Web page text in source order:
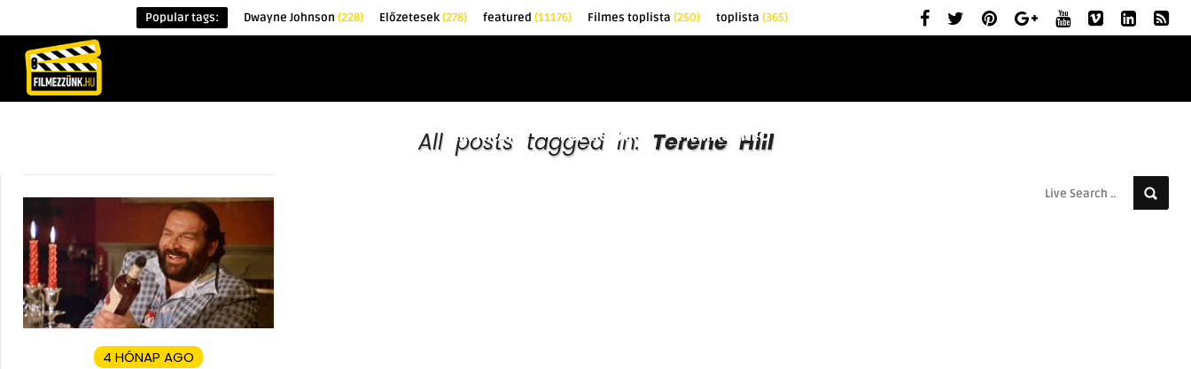
Popular tags: Dwayne Johnson (228) Előzetesek(278) featured (11176) Filmes toplista (250) toplista (365)
KRITIKÁK TOPLISTÁK FILMAJÁNLÓ
All posts tagged in: Terene Hill
4 HÓNAP AGO